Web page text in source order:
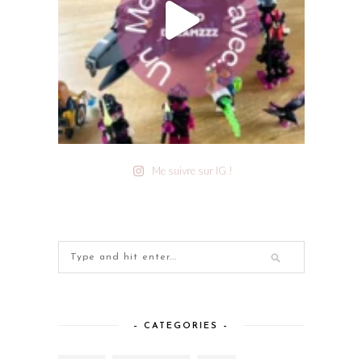
Me suivre sur IG !
– CATEGORIES –